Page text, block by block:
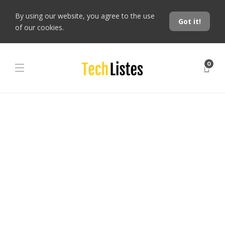
By using our website, you agree to the use
of our cookies.
Got it!
0